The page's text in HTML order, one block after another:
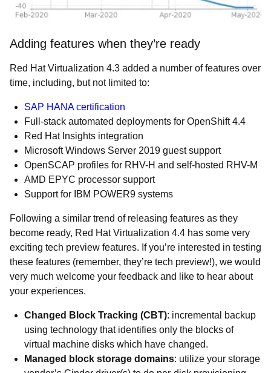
Adding features when they’re ready
Red Hat Virtualization 4.3 added a number of features over
time, including, but not limited to:
SAP HANA certification
Full-stack automated deployments for OpenShift 4.4
Red Hat Insights integration
Microsoft Windows Server 2019 guest support
OpenSCAP profiles for RHV-H and self-hosted RHV-M
AMD EPYC processor support
Support for IBM POWER9 systems
Following a similar trend of releasing features as they
become ready, Red Hat Virtualization 4.4 has some very
exciting tech preview features. If you’re interested in testing
these features (remember, they’re tech preview!), we would
very much welcome your feedback and like to hear about
your experiences.
Changed Block Tracking (CBT): incremental backup
using technology that identifies only the blocks of
virtual machine disks which have changed.
Managed block storage domains: utilize your storage